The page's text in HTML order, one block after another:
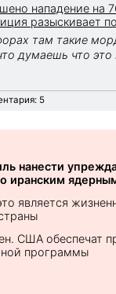
нападение на
разыскивает
там такие
думаешь что
5
нанести
иранским
является
США обеспечат
программы